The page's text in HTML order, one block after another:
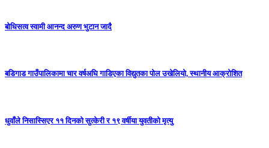
बोधिसत्व स्वामी आनन्द अरुण भुटान जादै
बडिगाड गाउँपालिकामा चार वर्षअघि गाडिएका विद्युतका पोल उखेलियो, स्थानीय आक्रोशित
धुवाँले निसास्सिएर ११ दिनको सुत्केरी र १९ वर्षीया युवतीको मृत्यु